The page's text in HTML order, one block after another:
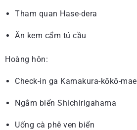
Tham quan Hase-dera
Ăn kem cẩm tú cầu
Hoàng hôn:
Check-in ga Kamakura-kōkō-mae
Ngắm biển Shichirigahama
Uống cà phê ven biển